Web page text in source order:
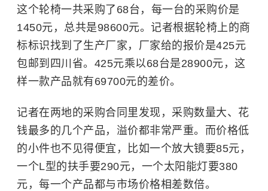
这个轮椅一共采购了68台，每一台的采购价是
1450元，总共是98600元。记者根据轮椅上的商
标标识找到了生产厂家，厂家给的报价是425元
包邮到四川省。425元乘以68台是28900元，这
样一款产品就有69700元的差价。
记者在两地的采购合同里发现，采购数量大、花
钱最多的几个产品，溢价都非常严重。而价格低
的小件也不见得便宜，比如一个放大镜要85元，
一个L型的扶手要290元，一个太阳能灯要380
元，每一个产品都与市场价格相差数倍。